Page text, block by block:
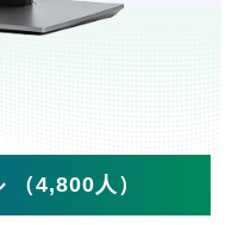
（4,800人）